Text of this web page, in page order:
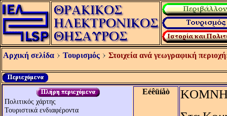
Αρχική σελίδα Τουρισμός Στοιχεία ανά γεωγραφική
Πολιτικός χάρτης
Τουριστικά ενδιαφέροντα
Eéêüíåò